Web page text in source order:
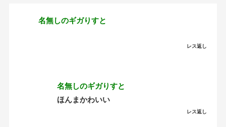
名無しのギガりすと
レス返し
名無しのギガりすと
ほんまかわいい
レス返し